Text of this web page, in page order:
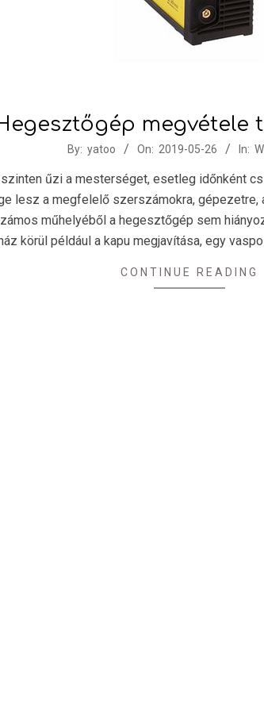
megvétele
By: yatoo On: 2019-05-26 In:
űzi a mesterséget, esetleg időnként
lesz a megfelelő szerszámokra, gépezetre,
műhelyéből a hegesztőgép sem
körül például a kapu megjavítása, egy
CONTINUE READING